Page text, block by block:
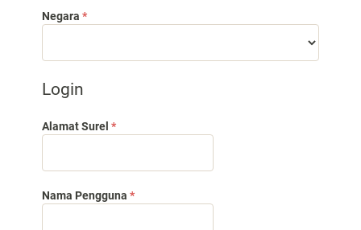
Negara*Dibutuhkan
Login
Alamat Surel*Dibutuhkan
Nama Pengguna*Dibutuhkan